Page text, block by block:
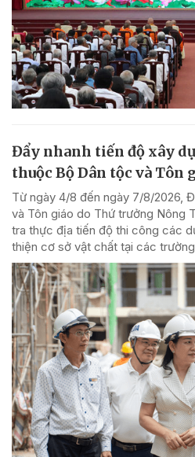
Đẩy nhanh tiến độ xây
thuộc Bộ Dân tộc và Tôn
Từ ngày 4/8 đến ngày 7/8/2026,
và Tôn giáo do Thứ trưởng Nông
tra thực địa tiến độ thi công các
thiện cơ sở vật chất tại các